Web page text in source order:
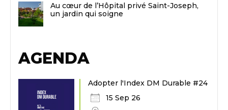
Au cœur de l’Hôpital privé Saint-Joseph,
un jardin qui soigne
AGENDA
Adopter l'Index DM Durable #24
15 Sep 26